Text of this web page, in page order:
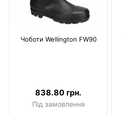
Чоботи Wellington FW90
838.80 грн.
Під замовлення